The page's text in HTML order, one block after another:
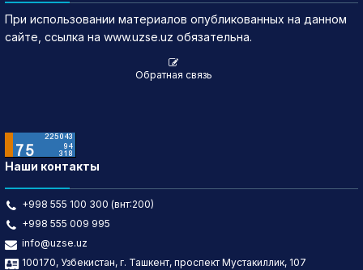
При использовании материалов опубликованных на данном
сайте, ссылка на www.uzse.uz обязательна.
Обратная связь
Наши контакты
+998 555 100 300 (внт:200)
+998 555 009 995
info@uzse.uz
100170, Узбекистан, г. Ташкент, проспект Мустакиллик, 107